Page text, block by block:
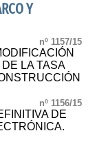
Y
nº 1157/15
LA TASA
nº 1156/15
DE